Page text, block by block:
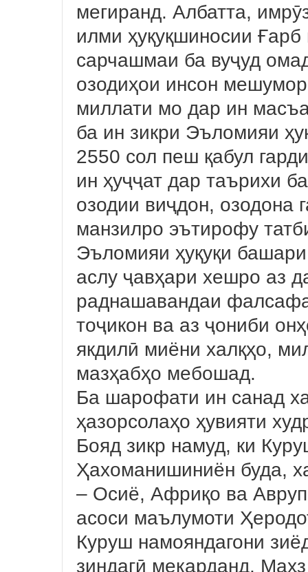
мегиранд. Албатта,
илми ҳуқуқшиносии Ғарб
сарчашмаи ба вуҷуд
озодиҳои инсон
миллати мо дар ин
ба ин зикри Эъломияи
2550 сол пеш қабул
ин ҳуҷҷат дар таърихи
озодии виҷдон, озодона
манзилро эътирофу
Эъломияи ҳуқуқи
аслу ҷавҳари хешро аз
раднашавандаи
тоҷикон ва аз ҷониби
якдилӣ миёни халқҳо,
мазҳабҳо мебошад.
Ба шарофати ин санад
ҳазорсолаҳо ҳувияти
Бояд зикр намуд, ки
Ҳахоманишиниён буда,
– Осиё, Африқо ва
асоси маълумоти
Куруш намояндагони
зиндагӣ мекарданд.